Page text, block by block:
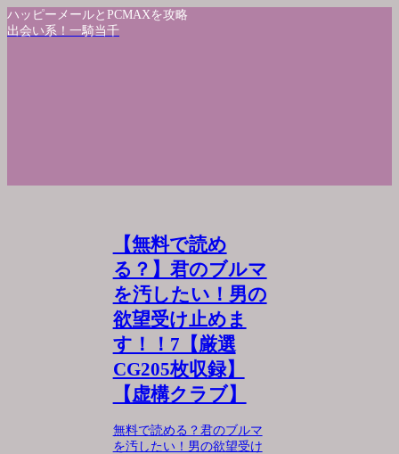
ハッピーメールとPCMAXを攻略
出会い系！一騎当千
【無料で読め
る？】君のブルマ
を汚したい！男の
欲望受け止めま
す！！7【厳選
CG205枚収録】
【虚構クラブ】
無料で読める？君のブルマ
を汚したい！男の欲望受け